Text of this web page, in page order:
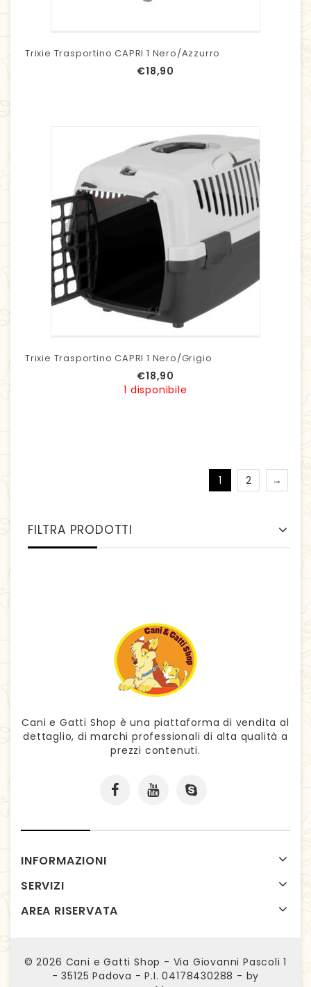
Trixie Trasportino CAPRI 1 Nero/azzurro
€18,90
Trixie Trasportino CAPRI 1 Nero/grigio
€18,90
1 disponibile
1 2 →
FILTRA PRODOTTI
Cani e Gatti Shop è una piattaforma di vendita al
dettaglio, di marchi professionali di alta qualità a
prezzi contenuti.
INFORMAZIONI
SERVIZI
AREA RISERVATA
© 2026 Cani e Gatti Shop - Via Giovanni Pascoli 1
- 35125 Padova - P.I. 04178430288 - by